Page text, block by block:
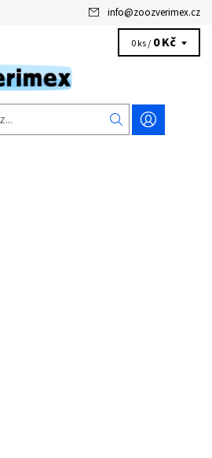
info@zoozverimex.cz
0 ks / 0 Kč